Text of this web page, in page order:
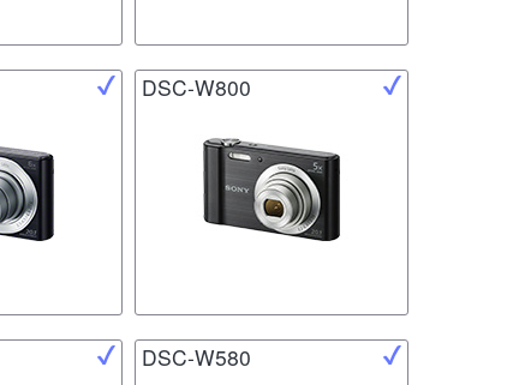
DSC-W800
DSC-W580